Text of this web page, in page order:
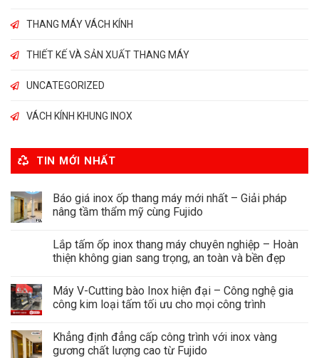
THANG MÁY VÁCH KÍNH
THIẾT KẾ VÀ SẢN XUẤT THANG MÁY
UNCATEGORIZED
VÁCH KÍNH KHUNG INOX
TIN MỚI NHẤT
Báo giá inox ốp thang máy mới nhất – Giải pháp
nâng tầm thẩm mỹ cùng Fujido
Lắp tấm ốp inox thang máy chuyên nghiệp – Hoàn
thiện không gian sang trọng, an toàn và bền đẹp
Máy V-Cutting bào Inox hiện đại – Công nghệ gia
công kim loại tấm tối ưu cho mọi công trình
Khẳng định đẳng cấp công trình với inox vàng
gương chất lượng cao từ Fujido